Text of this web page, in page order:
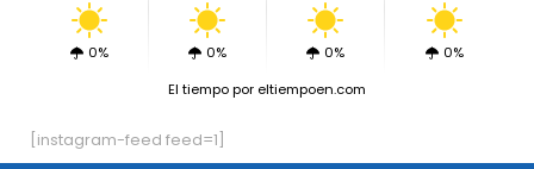
0% 0% 0%
0%
El tiempopor eltiempoen.com
[instagram-feed feed=1]